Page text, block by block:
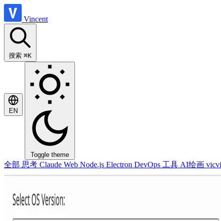
Vincent
搜索 ⌘K
EN
Toggle theme
全部 思考 Claude Web Node.js Electron DevOps 工具 AI绘画